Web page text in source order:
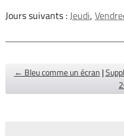
Jours suivants :Jeudi,
← Bleu comme un écran |